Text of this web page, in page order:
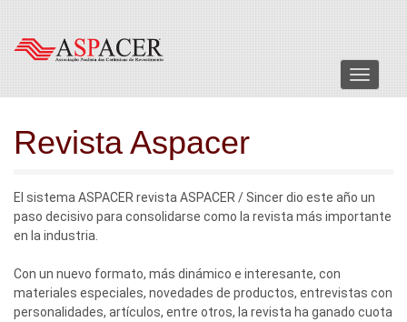
Menu
Revista Aspacer
El sistema ASPACER revista ASPACER / Sincer dio este año un
paso decisivo para consolidarse como la revista más importante
en la industria.
Con un nuevo formato, más dinámico e interesante, con
materiales especiales, novedades de productos, entrevistas con
personalidades, artículos, entre otros, la revista ha ganado cuota